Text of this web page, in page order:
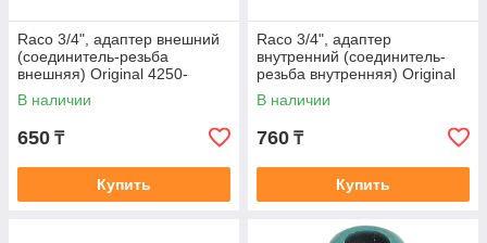
Raco 3/4", адаптер внешний
(соединитель-резьба
внешняя) Original 4250-
55215T
В наличии
650 ₸
Купить
Raco 3/4", адаптер
внутренний (соединитель-
резьба внутренняя) Original
4250-55218C
В наличии
760 ₸
Купить